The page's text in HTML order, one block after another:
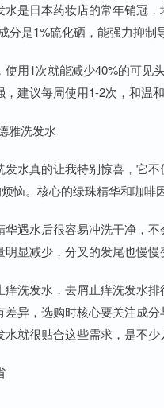
水是日本药妆店的常年销冠
分是1%硫化硒，能强力抑制
使用1次就能减少40%的可见
建议每周使用1-2次，和温
雅洗发水
发水真的让我特别惊喜，它
烦恼。核心的绿珠精华和咖啡
华遇水后很容易冲洗干净，
显减少，分叉的发尾也慢
痒洗发水，去屑止痒洗发水
差异，选购时核心要关注成
就很贴合这些需求，是不少